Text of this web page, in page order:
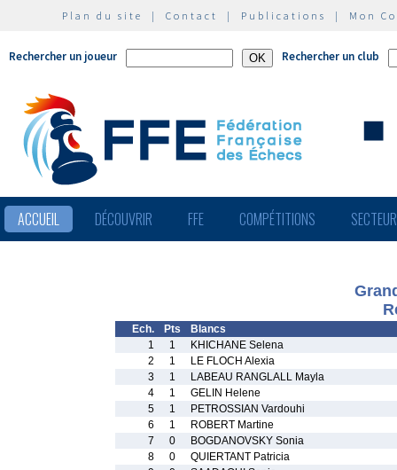
Plan du site | Contact | Publications | Mon
Rechercher un joueur Rechercher un club
ACCUEIL DÉCOUVRIR FFE COMPÉTITIONS
Ech. Pts
Blancs
1
1
KHICHANE Selena
2
1
LE FLOCH Alexia
3
1
LABEAU RANGLALL Mayla
4
1
GELIN Helene
5
1
PETROSSIAN Vardouhi
6
1
ROBERT Martine
7
0
BOGDANOVSKY Sonia
8
0
QUIERTANT Patricia